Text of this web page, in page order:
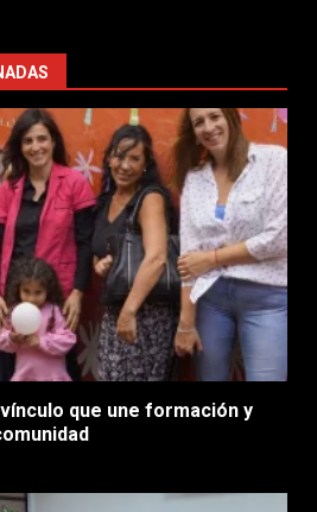
vínculo que une formación y